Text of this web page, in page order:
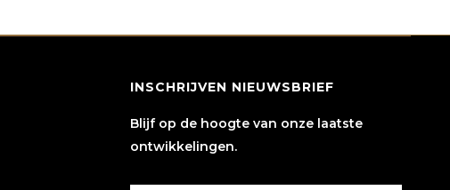
INSCHRIJVEN NIEUWSBRIEF
Blijf op de hoogte van onze laatste
ontwikkelingen.